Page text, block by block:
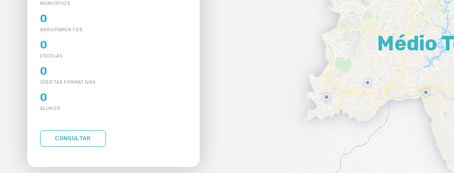
Médio
MUNICÍPIOS
0
AGRUPAMENTOS
0
ESCOLAS
0
OFERTAS FORMATIVAS
0
ALUNOS
CONSULTAR